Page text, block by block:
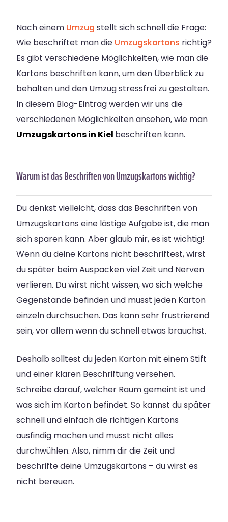
Nach einem Umzug stellt sich schnell die Frage:
Wie beschriftet man die Umzugskartons richtig?
Es gibt verschiedene Möglichkeiten, wie man die
Kartons beschriften kann, um den Überblick zu
behalten und den Umzug stressfrei zu gestalten.
In diesem Blog-Eintrag werden wir uns die
verschiedenen Möglichkeiten ansehen, wie man
Umzugskartons in Kiel beschriften kann.
Warum ist das Beschriften von Umzugskartons wichtig?
Du denkst vielleicht, dass das Beschriften von
Umzugskartons eine lästige Aufgabe ist, die man
sich sparen kann. Aber glaub mir, es ist wichtig!
Wenn du deine Kartons nicht beschriftest, wirst
du später beim Auspacken viel Zeit und Nerven
verlieren. Du wirst nicht wissen, wo sich welche
Gegenstände befinden und musst jeden Karton
einzeln durchsuchen. Das kann sehr frustrierend
sein, vor allem wenn du schnell etwas brauchst.
Deshalb solltest du jeden Karton mit einem Stift
und einer klaren Beschriftung versehen.
Schreibe darauf, welcher Raum gemeint ist und
was sich im Karton befindet. So kannst du später
schnell und einfach die richtigen Kartons
ausfindig machen und musst nicht alles
durchwühlen. Also, nimm dir die Zeit und
beschrifte deine Umzugskartons – du wirst es
nicht bereuen.